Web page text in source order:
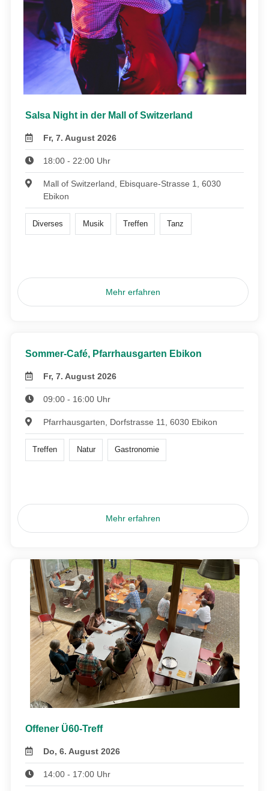
Salsa Night in der Mall of Switzerland
Fr, 7. August 2026
18:00 - 22:00 Uhr
Mall of Switzerland, Ebisquare-Strasse 1, 6030
Ebikon
Diverses Musik Treffen Tanz
Mehr erfahren
Sommer-Café, Pfarrhausgarten Ebikon
Fr, 7. August 2026
09:00 - 16:00 Uhr
Pfarrhausgarten, Dorfstrasse 11, 6030 Ebikon
Treffen Natur Gastronomie
Mehr erfahren
Offener Ü60-Treff
Do, 6. August 2026
14:00 - 17:00 Uhr